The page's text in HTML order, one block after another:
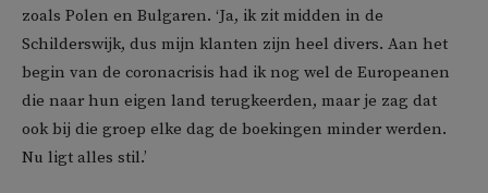
zoals Polen en Bulgaren. ‘Ja, ik zit midden in de
Schilderswijk, dus mijn klanten zijn heel divers. Aan het
begin van de coronacrisis had ik nog wel de Europeanen
die naar hun eigen land terugkeerden, maar je zag dat
ook bij die groep elke dag de boekingen minder werden.
Nu ligt alles stil.’